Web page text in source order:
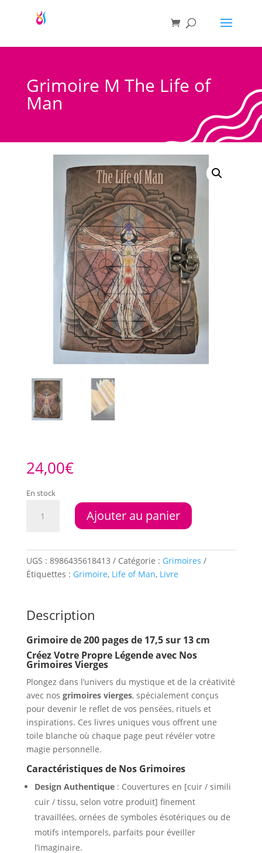
Grimoire M The Life of
Man
24,00€
En stock
Life
of
Ajouter au panier
UGS : 8986435618413 Catégorie : Grimoires
Étiquettes : Grimoire, Life of Man, Livre
Description
Grimoire de 200 pages de 17,5 sur 13 cm
Créez Votre Propre Légende avec Nos
Grimoires Vierges
Plongez dans l’univers du mystique et de la créativité
avec nos grimoires vierges, spécialement conçus
pour devenir le reflet de vos pensées, rituels et
inspirations. Ces livres uniques vous offrent une
toile blanche où chaque page peut révéler votre
magie personnelle.
Caractéristiques de Nos Grimoires
Design Authentique: Couvertures en [cuir / simili
cuir / tissu, selon votre produit] finement
travaillées, ornées de symboles ésotériques ou de
motifs intemporels, parfaits pour éveiller
l’imaginaire.